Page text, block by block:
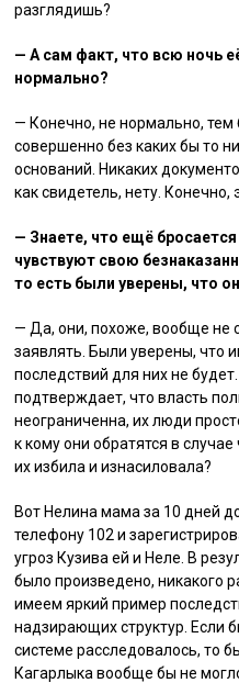
разглядишь?
— А сам факт, что всю ночь
нормально?
— Конечно, не нормально, тем
совершенно без каких бы то
оснований. Никаких
как свидетель, нету. Конечно,
— Знаете, что ещё
чувствуют свою
то есть были уверены, что
— Да, они, похоже, вообще не
заявлять. Были уверены, что
последствий для них не
подтверждает, что власть
неограниченна, их люди
к кому они обратятся в
их избила и изнасиловала?
Вот Нелина мама за 10 дней
телефону 102 и
угроз Кузива ей и Неле. В
было произведено, никакого
имеем яркий пример
надзирающих структур. Если
системе расследовалось, то
Кагарлыка вообще бы не